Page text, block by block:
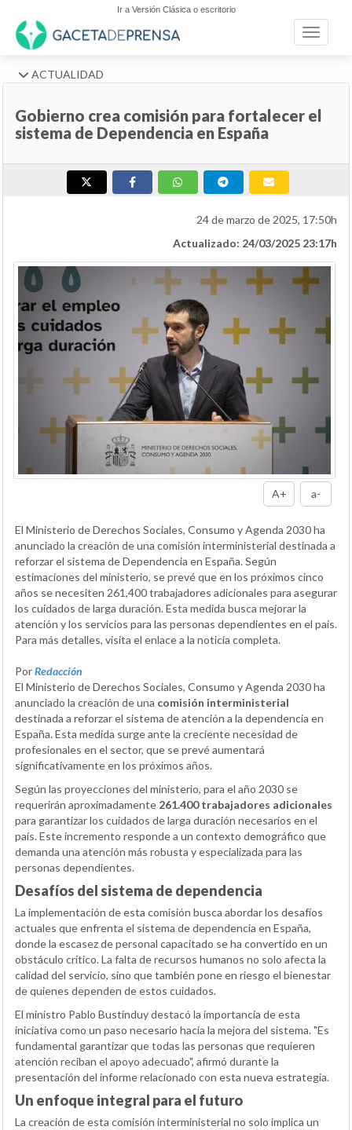
Ir a Versión Clásica o escritorio
Toggle
ACTUALIDAD
Gobierno crea comisión para fortalecer el
sistema de Dependencia en España
24 de marzo de 2025, 17:50h
Actualizado: 24/03/2025 23:17h
A+ a-
El Ministerio de Derechos Sociales, Consumo y Agenda 2030 ha
anunciado la creación de una comisión interministerial destinada a
reforzar el sistema de Dependencia en España. Según
estimaciones del ministerio, se prevé que en los próximos cinco
años se necesiten 261,400 trabajadores adicionales para asegurar
los cuidados de larga duración. Esta medida busca mejorar la
atención y los servicios para las personas dependientes en el país.
Para más detalles, visita el enlace a la noticia completa.
PorRedacción
El Ministerio de Derechos Sociales, Consumo y Agenda 2030 ha
anunciado la creación de una comisión interministerial
destinada a reforzar el sistema de atención a la dependencia en
España. Esta medida surge ante la creciente necesidad de
profesionales en el sector, que se prevé aumentará
significativamente en los próximos años.
Según las proyecciones del ministerio, para el año 2030 se
requerirán aproximadamente 261.400 trabajadores adicionales
para garantizar los cuidados de larga duración necesarios en el
país. Este incremento responde a un contexto demográfico que
demanda una atención más robusta y especializada para las
personas dependientes.
Desafíos del sistema de dependencia
La implementación de esta comisión busca abordar los desafíos
actuales que enfrenta el sistema de dependencia en España,
donde la escasez de personal capacitado se ha convertido en un
obstáculo crítico. La falta de recursos humanos no solo afecta la
calidad del servicio, sino que también pone en riesgo el bienestar
de quienes dependen de estos cuidados.
El ministro Pablo Bustinduy destacó la importancia de esta
iniciativa como un paso necesario hacia la mejora del sistema. "Es
fundamental garantizar que todas las personas que requieren
atención reciban el apoyo adecuado", afirmó durante la
presentación del informe relacionado con esta nueva estrategia.
Un enfoque integral para el futuro
La creación de esta comisión interministerial no solo implica un